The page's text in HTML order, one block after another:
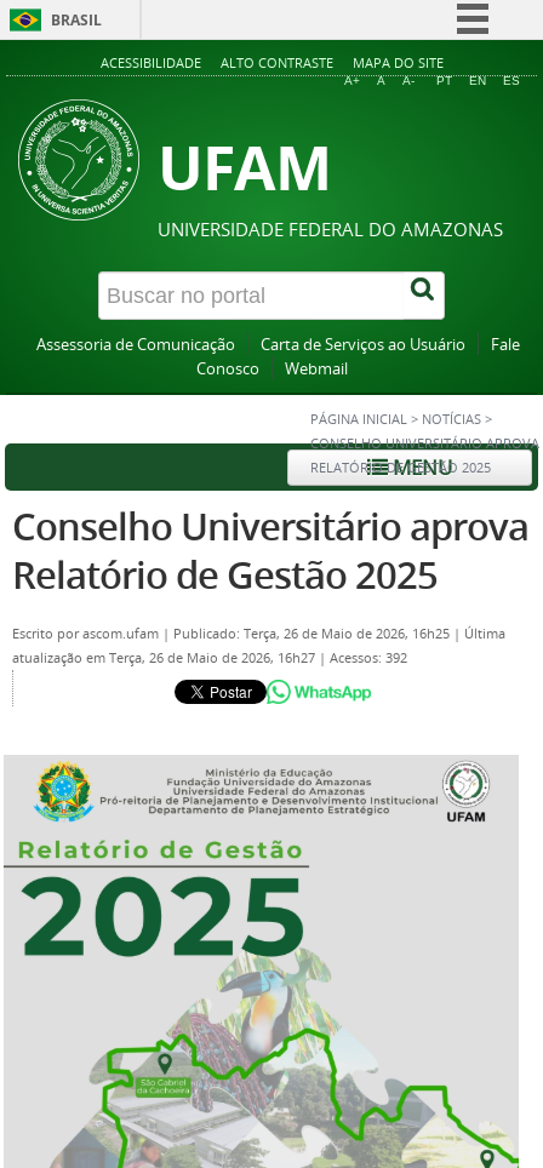
BRASIL
Simplifique!
Acesso à informação
ACESSIBILIDADE ALTO CONTRASTE MAPA DO SITE
A+ A A- PT EN ES
UFAM
UNIVERSIDADE FEDERAL DO AMAZONAS
Assessoria de Comunicação Carta de Serviços ao Usuário
Fale
Conosco
Webmail
PÁGINA INICIAL > NOTÍCIAS >
CONSELHO UNIVERSITÁRIO APROVA
RELATÓRIO DE GESTÃO 2025
MENU
Conselho Universitário aprova
Relatório de Gestão 2025
Escrito porascom.ufam | Publicado: Terça, 26 de Maio de 2026, 16h25 | Última
atualização em Terça, 26 de Maio de 2026, 16h27 | Acessos: 392